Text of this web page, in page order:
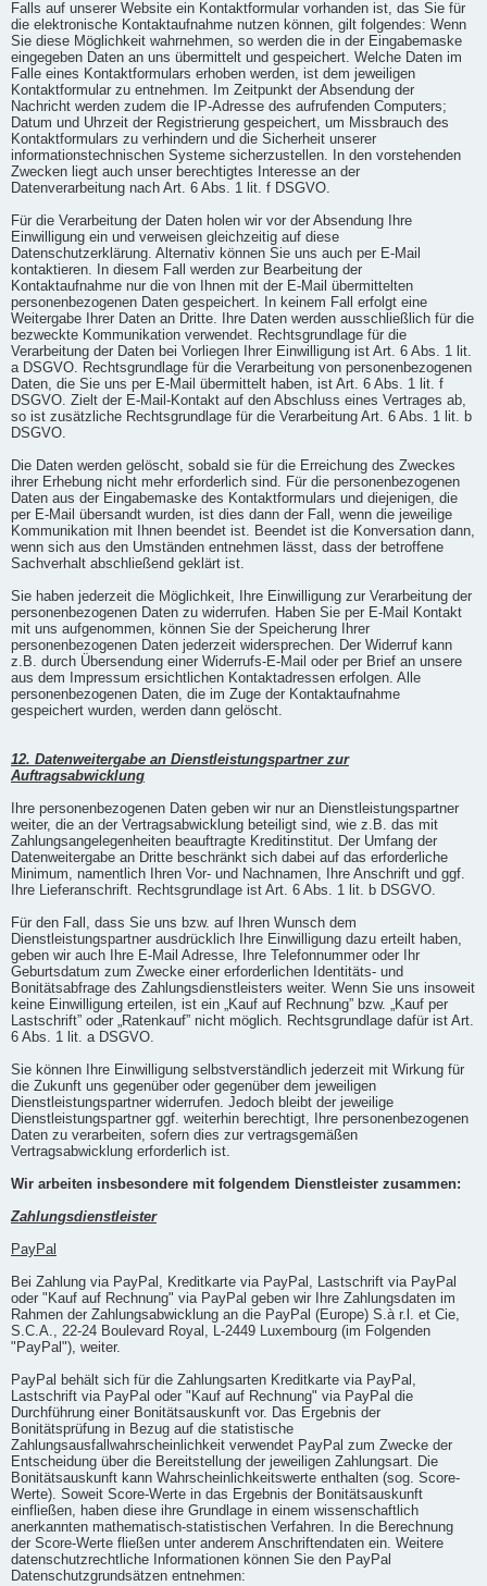
Falls auf unserer Website ein Kontaktformular vorhanden ist, das Sie für
die elektronische Kontaktaufnahme nutzen können, gilt folgendes: Wenn
Sie diese Möglichkeit wahrnehmen, so werden die in der Eingabemaske
eingegeben Daten an uns übermittelt und gespeichert. Welche Daten im
Falle eines Kontaktformulars erhoben werden, ist dem jeweiligen
Kontaktformular zu entnehmen. Im Zeitpunkt der Absendung der
Nachricht werden zudem die IP-Adresse des aufrufenden Computers;
Datum und Uhrzeit der Registrierung gespeichert, um Missbrauch des
Kontaktformulars zu verhindern und die Sicherheit unserer
informationstechnischen Systeme sicherzustellen. In den vorstehenden
Zwecken liegt auch unser berechtigtes Interesse an der
Datenverarbeitung nach Art. 6 Abs. 1 lit. f DSGVO.
Für die Verarbeitung der Daten holen wir vor der Absendung Ihre
Einwilligung ein und verweisen gleichzeitig auf diese
Datenschutzerklärung. Alternativ können Sie uns auch per E-Mail
kontaktieren. In diesem Fall werden zur Bearbeitung der
Kontaktaufnahme nur die von Ihnen mit der E-Mail übermittelten
personenbezogenen Daten gespeichert. In keinem Fall erfolgt eine
Weitergabe Ihrer Daten an Dritte. Ihre Daten werden ausschließlich für die
bezweckte Kommunikation verwendet. Rechtsgrundlage für die
Verarbeitung der Daten bei Vorliegen Ihrer Einwilligung ist Art. 6 Abs. 1 lit.
a DSGVO. Rechtsgrundlage für die Verarbeitung von personenbezogenen
Daten, die Sie uns per E-Mail übermittelt haben, ist Art. 6 Abs. 1 lit. f
DSGVO. Zielt der E-Mail-Kontakt auf den Abschluss eines Vertrages ab,
so ist zusätzliche Rechtsgrundlage für die Verarbeitung Art. 6 Abs. 1 lit. b
DSGVO.
Die Daten werden gelöscht, sobald sie für die Erreichung des Zweckes
ihrer Erhebung nicht mehr erforderlich sind. Für die personenbezogenen
Daten aus der Eingabemaske des Kontaktformulars und diejenigen, die
per E-Mail übersandt wurden, ist dies dann der Fall, wenn die jeweilige
Kommunikation mit Ihnen beendet ist. Beendet ist die Konversation dann,
wenn sich aus den Umständen entnehmen lässt, dass der betroffene
Sachverhalt abschließend geklärt ist.
Sie haben jederzeit die Möglichkeit, Ihre Einwilligung zur Verarbeitung der
personenbezogenen Daten zu widerrufen. Haben Sie per E-Mail Kontakt
mit uns aufgenommen, können Sie der Speicherung Ihrer
personenbezogenen Daten jederzeit widersprechen. Der Widerruf kann
z.B. durch Übersendung einer Widerrufs-E-Mail oder per Brief an unsere
aus dem Impressum ersichtlichen Kontaktadressen erfolgen. Alle
personenbezogenen Daten, die im Zuge der Kontaktaufnahme
gespeichert wurden, werden dann gelöscht.
12. Datenweitergabe an Dienstleistungspartner zur
Auftragsabwicklung
Ihre personenbezogenen Daten geben wir nur an Dienstleistungspartner
weiter, die an der Vertragsabwicklung beteiligt sind, wie z.B. das mit
Zahlungsangelegenheiten beauftragte Kreditinstitut. Der Umfang der
Datenweitergabe an Dritte beschränkt sich dabei auf das erforderliche
Minimum, namentlich Ihren Vor- und Nachnamen, Ihre Anschrift und ggf.
Ihre Lieferanschrift. Rechtsgrundlage ist Art. 6 Abs. 1 lit. b DSGVO.
Für den Fall, dass Sie uns bzw. auf Ihren Wunsch dem
Dienstleistungspartner ausdrücklich Ihre Einwilligung dazu erteilt haben,
geben wir auch Ihre E-Mail Adresse, Ihre Telefonnummer oder Ihr
Geburtsdatum zum Zwecke einer erforderlichen Identitäts- und
Bonitätsabfrage des Zahlungsdienstleisters weiter. Wenn Sie uns insoweit
keine Einwilligung erteilen, ist ein „Kauf auf Rechnung” bzw. „Kauf per
Lastschrift” oder „Ratenkauf” nicht möglich. Rechtsgrundlage dafür ist Art.
6 Abs. 1 lit. a DSGVO.
Sie können Ihre Einwilligung selbstverständlich jederzeit mit Wirkung für
die Zukunft uns gegenüber oder gegenüber dem jeweiligen
Dienstleistungspartner widerrufen. Jedoch bleibt der jeweilige
Dienstleistungspartner ggf. weiterhin berechtigt, Ihre personenbezogenen
Daten zu verarbeiten, sofern dies zur vertragsgemäßen
Vertragsabwicklung erforderlich ist.
Wir arbeiten insbesondere mit folgendem Dienstleister zusammen:
Zahlungsdienstleister
PayPal
Bei Zahlung via PayPal, Kreditkarte via PayPal, Lastschrift via PayPal
oder "Kauf auf Rechnung" via PayPal geben wir Ihre Zahlungsdaten im
Rahmen der Zahlungsabwicklung an die PayPal (Europe) S.à r.l. et Cie,
S.C.A., 22-24 Boulevard Royal, L-2449 Luxembourg (im Folgenden
"PayPal"), weiter.
PayPal behält sich für die Zahlungsarten Kreditkarte via PayPal,
Lastschrift via PayPal oder "Kauf auf Rechnung" via PayPal die
Durchführung einer Bonitätsauskunft vor. Das Ergebnis der
Bonitätsprüfung in Bezug auf die statistische
Zahlungsausfallwahrscheinlichkeit verwendet PayPal zum Zwecke der
Entscheidung über die Bereitstellung der jeweiligen Zahlungsart. Die
Bonitätsauskunft kann Wahrscheinlichkeitswerte enthalten (sog. Score-
Werte). Soweit Score-Werte in das Ergebnis der Bonitätsauskunft
einfließen, haben diese ihre Grundlage in einem wissenschaftlich
anerkannten mathematisch-statistischen Verfahren. In die Berechnung
der Score-Werte fließen unter anderem Anschriftendaten ein. Weitere
datenschutzrechtliche Informationen können Sie den PayPal
Datenschutzgrundsätzen entnehmen: